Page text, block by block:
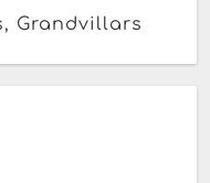
Grandvillars